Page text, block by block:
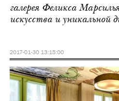
галерея Феликса
искусства и уникальной
2017-01-30 13:15:00